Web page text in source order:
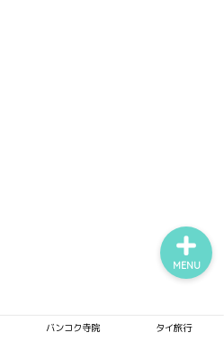
バンコク寺院 タイ旅行
MENU